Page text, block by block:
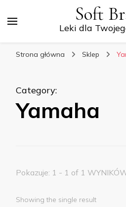
Soft
Leki dla
Strona główna Sklep
Category:
Yamaha
Pokazuje: 1 - 1 of 1
Showing the single result